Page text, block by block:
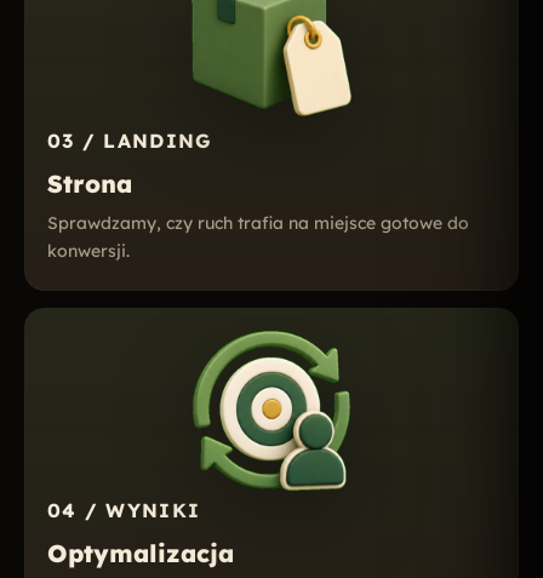
03 / LANDING
Strona
Sprawdzamy, czy ruch trafia na miejsce gotowe do
konwersji.
04 / WYNIKI
Optymalizacja